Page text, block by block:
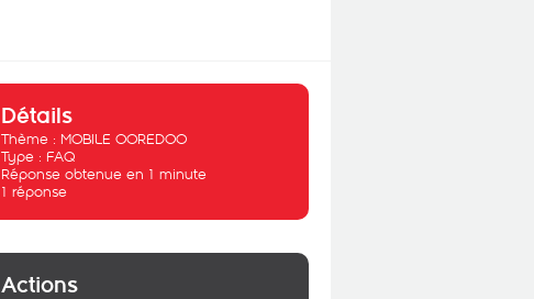
Détails
Thème : MOBILE OOREDOO
Type : FAQ
Réponse obtenue en 1 minute
1 réponse
Actions